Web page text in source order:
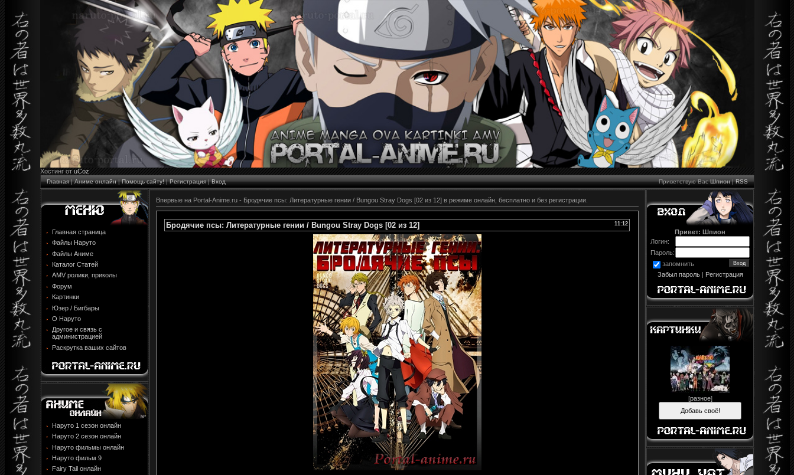
Хостинг от uCoz
Главная|Аниме онлайн|Помощь сайту!|Регистрация|Вход Приветствую Вас Шпион|RSS
Главная страница
Файлы Наруто
Файлы Аниме
Каталог Статей
AMV ролики, приколы
Форум
Картинки
Юзер / Бигбары
О Наруто
Другое и связь с
администрацией
Раскрутка ваших сайтов
Наруто 1 сезон онлайн
Наруто 2 сезон онлайн
Наруто фильмы онлайн
Наруто фильм 9
Fairy Tail онлайн
Впервые на Portal-Anime.ru - Бродячие псы: Литературные гении / Bungou Stray Dogs [02 из 12] в режиме онлайн, бесплатно и без регистрации.
11:12
Бродячие псы: Литературные гении / Bungou Stray Dogs [02 из 12]
Привет: Шпион
Логин:
Пароль:
запомнить
Забыл пароль| Регистрация
[разное]